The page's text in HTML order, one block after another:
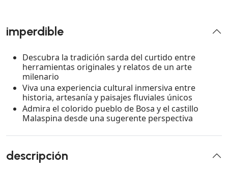
imperdible
Descubra la tradición sarda del curtido entre
herramientas originales y relatos de un arte
milenario
Viva una experiencia cultural inmersiva entre
historia, artesanía y paisajes fluviales únicos
Admira el colorido pueblo de Bosa y el castillo
Malaspina desde una sugerente perspectiva
descripción